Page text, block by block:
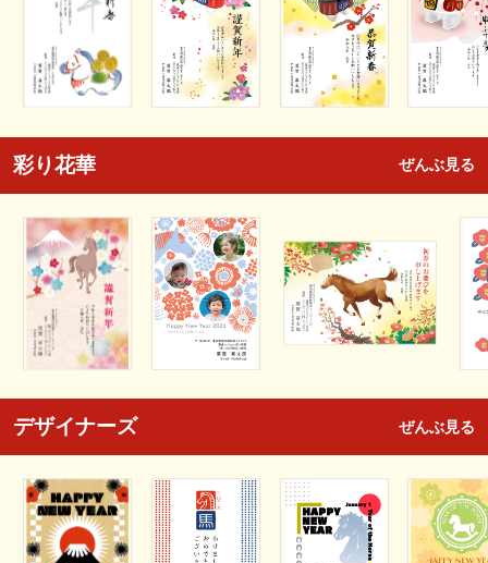
彩り花華 ぜんぶ見る
デザイナーズ ぜんぶ見る